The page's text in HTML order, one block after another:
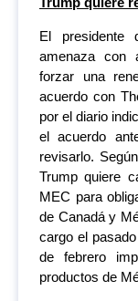
El presidente
amenaza con
forzar una
acuerdo con
por el diario
el acuerdo
revisarlo.
Trump quiere
MEC para
de Canadá y
cargo el
de febrero
productos de